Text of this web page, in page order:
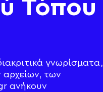
Τόπου
γνωρίσματα,
αρχείων, των
ανήκουν